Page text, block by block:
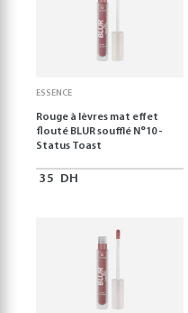
ESSENCE
Rouge à lèvres mat effet
flouté BLUR soufflé N°10 -
Status Toast
35 DH